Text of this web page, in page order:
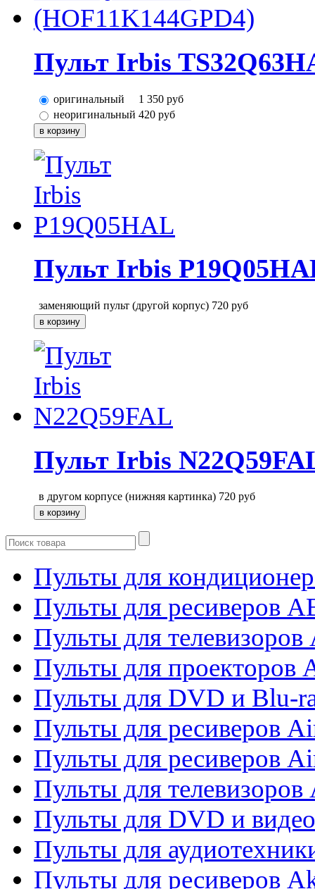
Пульт Irbis
оригинальный 1 350 руб
неоригинальный 420 руб
Пульт Irbis
заменяющий пульт (другой корпус) 720 руб
Пульт Irbis
в другом корпусе (нижняя картинка) 720 руб
Пульты для
Пульты для ресиверов
Пульты для телевизоров
Пульты для проекторов
Пульты для DVD и Blu-
Пульты для ресиверов
Пульты для ресиверов
Пульты для телевизоров
Пульты для DVD и
Пульты для
Пульты для ресиверов